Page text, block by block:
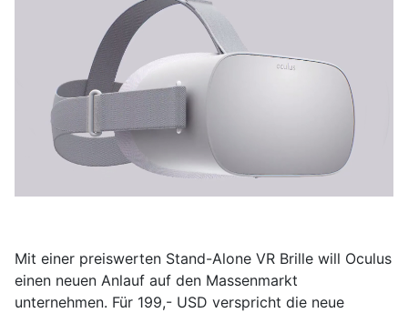
Mit einer preiswerten Stand-Alone VR Brille will Oculus
einen neuen Anlauf auf den Massenmarkt
unternehmen. Für 199,- USD verspricht die neue